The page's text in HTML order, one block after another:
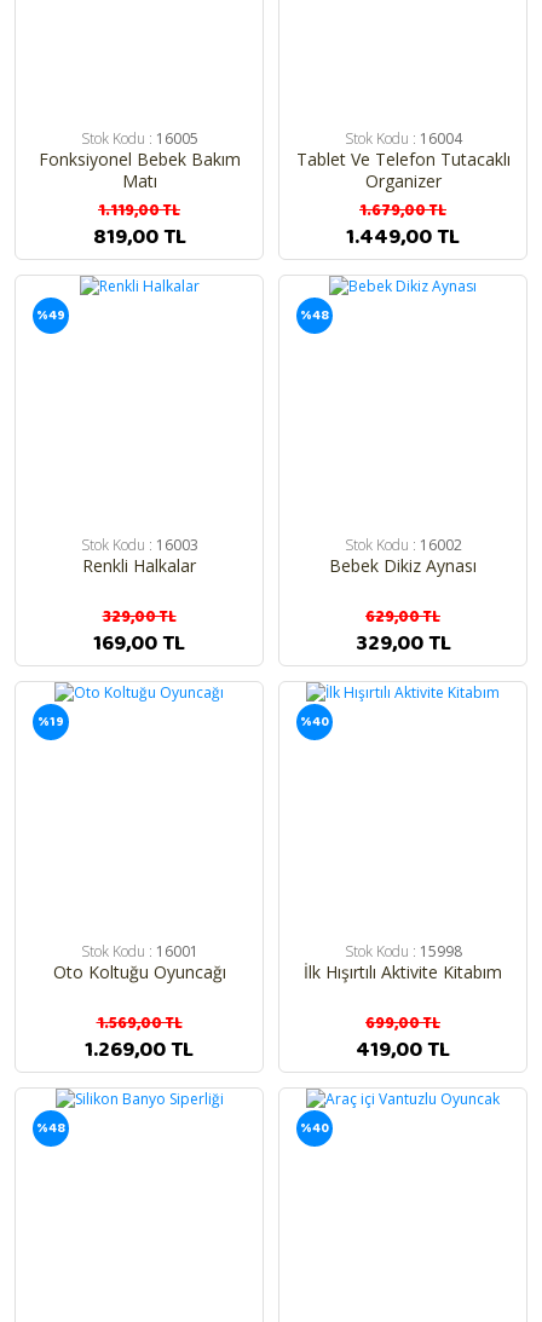
Stok Kodu : 16005
Fonksiyonel Bebek Bakım
Matı
1.119,00 TL
819,00 TL
Stok Kodu : 16004
Tablet Ve Telefon Tutacaklı
Organizer
1.679,00 TL
1.449,00 TL
%49
Stok Kodu : 16003
Renkli Halkalar
329,00 TL
169,00 TL
%48
Stok Kodu : 16002
Bebek Dikiz Aynası
629,00 TL
329,00 TL
%19
Stok Kodu : 16001
Oto Koltuğu Oyuncağı
1.569,00 TL
1.269,00 TL
%40
Stok Kodu : 15998
İlk Hışırtılı Aktivite Kitabım
699,00 TL
419,00 TL
%48 %40